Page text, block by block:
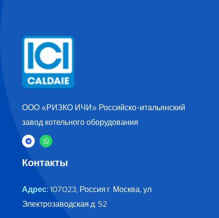
ООО «РИЗКО ИЧИ» Российско-итальянский
завод котельного оборудования
Контакты
Адрес:107023, Россия г. Москва, ул.
Электрозаводская д. 52